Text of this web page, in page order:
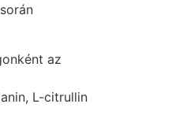
az
L-citrullin